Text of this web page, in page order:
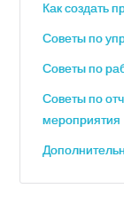
Как создать
Советы по
Советы по
Советы по
мероприятия